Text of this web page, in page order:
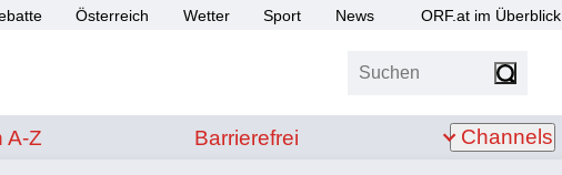
Österreich Wetter Sport News ORF.at im Überblick
Suchen
A bis Z
A-Z Barrierefrei
Barrierefrei Channels